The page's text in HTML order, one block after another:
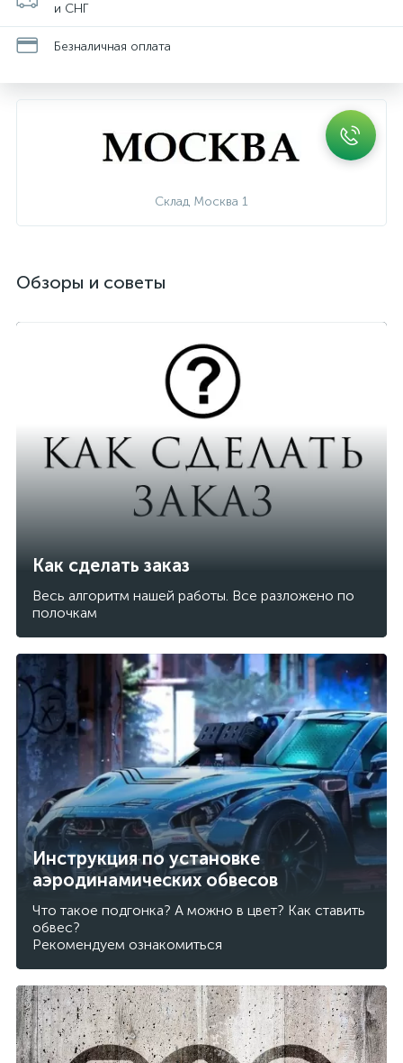
и СНГ
Безналичная оплата
Склад Москва 1
Обзоры и советы
Как сделать заказ
Весь алгоритм нашей работы. Все разложено по
полочкам
Инструкция по установке
аэродинамических обвесов
Что такое подгонка? А можно в цвет? Как ставить
обвес?
Рекомендуем ознакомиться